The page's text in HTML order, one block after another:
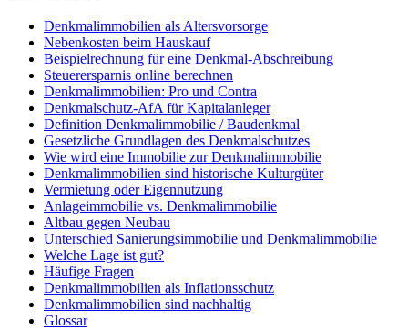
Denkmalimmobilien als Altersvorsorge
Nebenkosten beim Hauskauf
Beispielrechnung für eine Denkmal-Abschreibung
Steuerersparnis online berechnen
Denkmalimmobilien: Pro und Contra
Denkmalschutz-AfA für Kapitalanleger
Definition Denkmalimmobilie / Baudenkmal
Gesetzliche Grundlagen des Denkmalschutzes
Wie wird eine Immobilie zur Denkmalimmobilie
Denkmalimmobilien sind historische Kulturgüter
Vermietung oder Eigennutzung
Anlageimmobilie vs. Denkmalimmobilie
Altbau gegen Neubau
Unterschied Sanierungsimmobilie und Denkmalimmobilie
Welche Lage ist gut?
Häufige Fragen
Denkmalimmobilien als Inflationsschutz
Denkmalimmobilien sind nachhaltig
Glossar